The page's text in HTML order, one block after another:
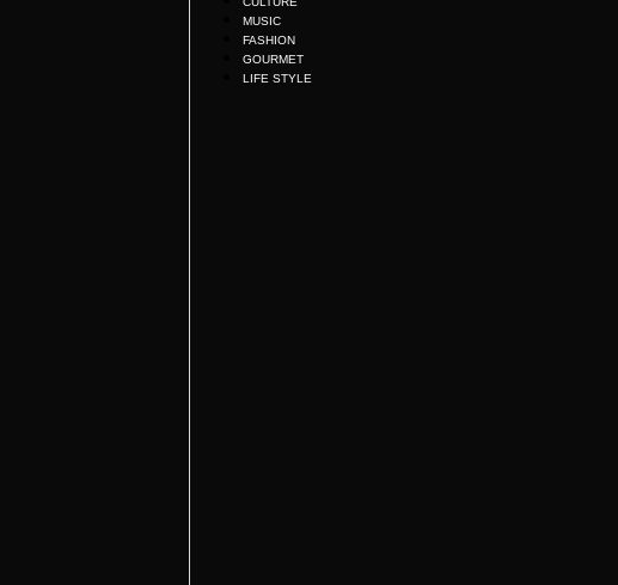
MUSIC
FASHION
GOURMET
LIFE STYLE